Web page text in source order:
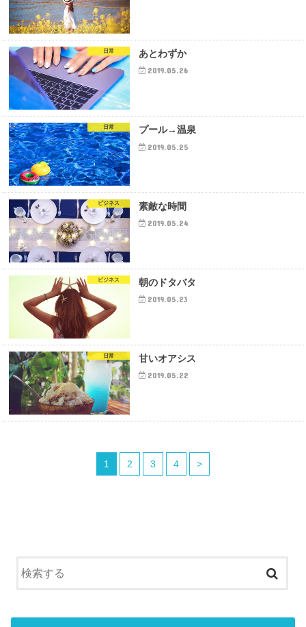
日常 あとわずか
2019.05.26
日常 プール→温泉
2019.05.25
ビジネス 素敵な時間
2019.05.24
ビジネス 朝のドタバタ
2019.05.23
日常 甘いオアシス
2019.05.22
1 2 3 4 >